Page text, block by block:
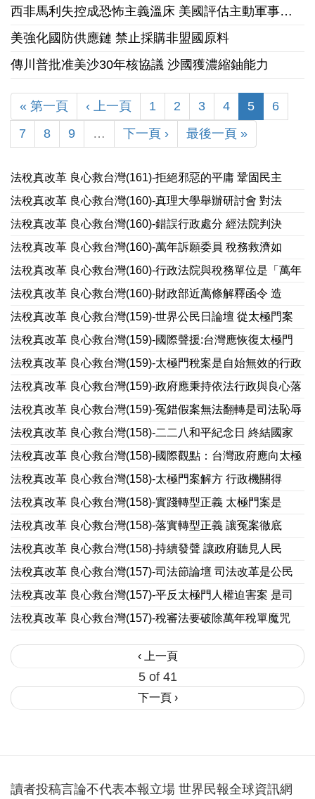
西非馬利失控成恐怖主義溫床 美國評估主動軍事干預可行性
美強化國防供應鏈 禁止採購非盟國原料
傳川普批准美沙30年核協議 沙國獲濃縮鈾能力
« 第一頁 ‹ 上一頁 1 2 3 4 5
6
7
8 9 … 下一頁 › 最後一頁 »
法稅真改革 良心救台灣(161)-拒絕邪惡的平庸 鞏固民主
法稅真改革 良心救台灣(160)-真理大學舉辦研討會 對法
法稅真改革 良心救台灣(160)-錯誤行政處分 經法院判決
法稅真改革 良心救台灣(160)-萬年訴願委員 稅務救濟如
法稅真改革 良心救台灣(160)-行政法院與稅務單位是「萬年
法稅真改革 良心救台灣(160)-財政部近萬條解釋函令 造
法稅真改革 良心救台灣(159)-世界公民日論壇 從太極門案
法稅真改革 良心救台灣(159)-國際聲援:台灣應恢復太極門
法稅真改革 良心救台灣(159)-太極門稅案是自始無效的行政
法稅真改革 良心救台灣(159)-政府應秉持依法行政與良心落
法稅真改革 良心救台灣(159)-冤錯假案無法翻轉是司法恥辱
法稅真改革 良心救台灣(158)-二二八和平紀念日 終結國家
法稅真改革 良心救台灣(158)-國際觀點：台灣政府應向太極
法稅真改革 良心救台灣(158)-太極門案解方 行政機關得
法稅真改革 良心救台灣(158)-實踐轉型正義 太極門案是
法稅真改革 良心救台灣(158)-落實轉型正義 讓冤案徹底
法稅真改革 良心救台灣(158)-持續發聲 讓政府聽見人民
法稅真改革 良心救台灣(157)-司法節論壇 司法改革是公民
法稅真改革 良心救台灣(157)-平反太極門人權迫害案 是司
法稅真改革 良心救台灣(157)-稅審法要破除萬年稅單魔咒
‹ 上一頁
5 of 41
下一頁 ›
讀者投稿言論不代表本報立場 世界民報全球資訊網